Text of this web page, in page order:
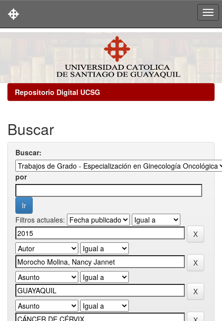
Repositorio Digital UCSG
Buscar
Buscar:
por
Filtros actuales: